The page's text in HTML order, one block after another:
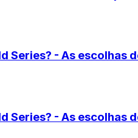
Series? - As escolhas
Series? - As escolhas